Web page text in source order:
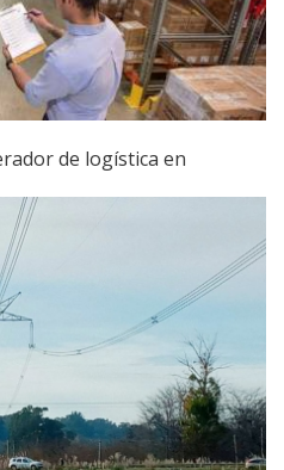
de logística en